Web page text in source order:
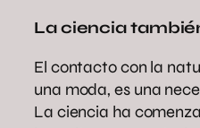
La ciencia
El contacto con la
una moda, es una
La ciencia ha